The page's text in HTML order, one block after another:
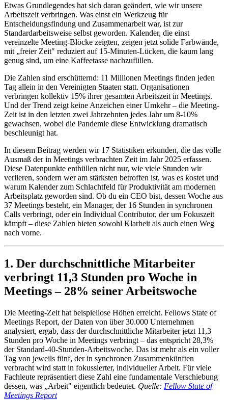
Etwas Grundlegendes hat sich daran geändert, wie wir unsere
Arbeitszeit verbringen. Was einst ein Werkzeug für
Entscheidungsfindung und Zusammenarbeit war, ist zur
Standardarbeitsweise selbst geworden. Kalender, die einst
vereinzelte Meeting-Blöcke zeigten, zeigen jetzt solide Farbwände,
mit „freier Zeit" reduziert auf 15-Minuten-Lücken, die kaum lang
genug sind, um eine Kaffeetasse nachzufüllen.
Die Zahlen sind erschütternd: 11 Millionen Meetings finden jeden
Tag allein in den Vereinigten Staaten statt. Organisationen
verbringen kollektiv 15% ihrer gesamten Arbeitszeit in Meetings.
Und der Trend zeigt keine Anzeichen einer Umkehr – die Meeting-
Zeit ist in den letzten zwei Jahrzehnten jedes Jahr um 8-10%
gewachsen, wobei die Pandemie diese Entwicklung dramatisch
beschleunigt hat.
In diesem Beitrag werden wir 17 Statistiken erkunden, die das volle
Ausmaß der in Meetings verbrachten Zeit im Jahr 2025 erfassen.
Diese Datenpunkte enthüllen nicht nur, wie viele Stunden wir
verlieren, sondern wer am stärksten betroffen ist, was es kostet und
warum Kalender zum Schlachtfeld für Produktivität am modernen
Arbeitsplatz geworden sind. Ob du ein CEO bist, dessen Woche aus
37 Meetings besteht, ein Manager, der 16 Stunden in synchronen
Calls verbringt, oder ein Individual Contributor, der um Fokuszeit
kämpft – diese Zahlen bieten sowohl Klarheit als auch einen Weg
nach vorne.
1. Der durchschnittliche Mitarbeiter
verbringt 11,3 Stunden pro Woche in
Meetings – 28% seiner Arbeitswoche
Die Meeting-Zeit hat beispiellose Höhen erreicht. Fellows State of
Meetings Report, der Daten von über 30.000 Unternehmen
analysiert, ergab, dass der durchschnittliche Mitarbeiter jetzt 11,3
Stunden pro Woche in Meetings verbringt – das entspricht 28,3%
der Standard-40-Stunden-Arbeitswoche. Das ist mehr als ein voller
Tag von jeweils fünf, der in synchronen Zusammenkünften
verbracht wird statt in fokussierter, individueller Arbeit. Für viele
Fachleute repräsentiert diese Zahl eine fundamentale Verschiebung
dessen, was „Arbeit" eigentlich bedeutet. Quelle: Fellow State of
Meetings Report